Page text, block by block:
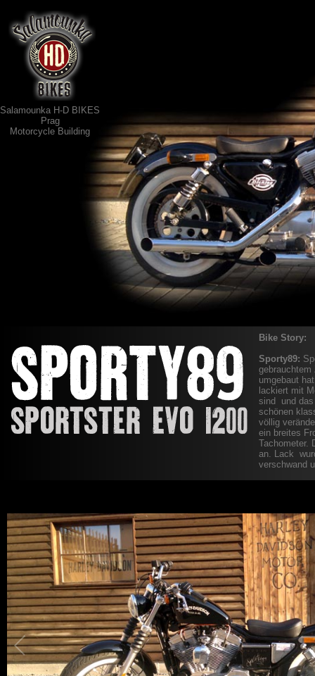
Bike Story:
Sporty89:
umgebaut
lackiert mit
sind und das
schönen
völlig
ein breites
Tachometer.
an. Lack
verschwand
Salamounka H-D BIKES
Prag
Motorcycle Building